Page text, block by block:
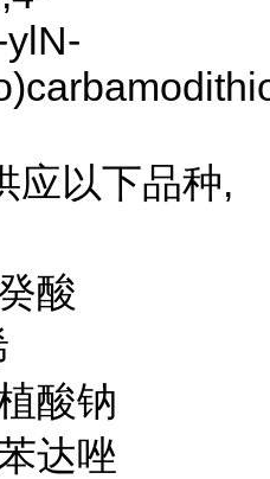
应以下品种,
酸
酸钠
达唑